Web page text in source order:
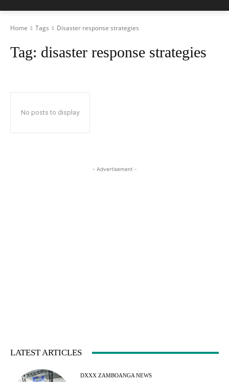
Home Tags Disaster response strategies
Tag: disaster response strategies
No posts to display
- Advertisement -
LATEST ARTICLES
DXXX ZAMBOANGA NEWS